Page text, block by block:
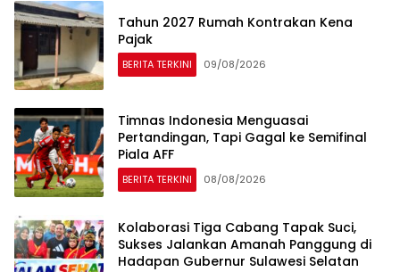
Tahun 2027 Rumah Kontrakan Kena
Pajak
BERITA TERKINI 09/08/2026
Timnas Indonesia Menguasai
Pertandingan, Tapi Gagal ke Semifinal
Piala AFF
BERITA TERKINI 08/08/2026
Kolaborasi Tiga Cabang Tapak Suci,
Sukses Jalankan Amanah Panggung di
Hadapan Gubernur Sulawesi Selatan